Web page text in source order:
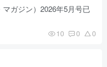
ガジン）2026年5月号已
10 0 0